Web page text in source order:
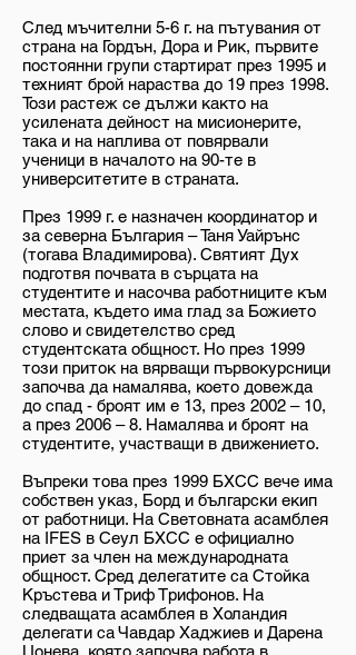
След мъчителни 5-6 г. на пътувания от
страна на Гордън, Дора и Рик, първите
постоянни групи стартират през 1995 и
техният брой нараства до 19 през 1998.
Този растеж се дължи както на
усилената дейност на мисионерите,
така и на наплива от повярвали
ученици в началото на 90-те в
университетите в страната.
През 1999 г. е назначен координатор и
за северна България – Таня Уайрънс
(тогава Владимирова). Святият Дух
подготвя почвата в сърцата на
студентите и насочва работниците към
местата, където има глад за Божието
слово и свидетелство сред
студентската общност. Но през 1999
този приток на вярващи първокурсници
започва да намалява, което довежда
до спад - броят им е 13, през 2002 – 10,
а през 2006 – 8. Намалява и броят на
студентите, участващи в движението.
Въпреки това през 1999 БХСС вече има
собствен указ, Борд и български екип
от работници. На Световната асамблея
на IFES в Сеул БХСС е официално
приет за член на международната
общност. Сред делегатите са Стойка
Кръстева и Триф Трифонов. На
следващата асамблея в Холандия
делегати са Чавдар Хаджиев и Дарена
Цонева, която започва работа в